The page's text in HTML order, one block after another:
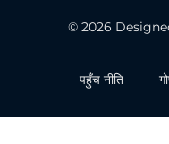
© 2026
पहुँच नीति